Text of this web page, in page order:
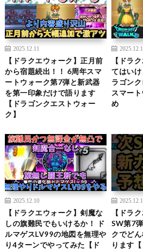
2025.12.11
【ドラクエウォーク】正月前
から宿題続出！！ 6周年スマ
ートウォーク第7弾と新武器
を第一印象だけで語ります
【ドラゴンクエストウォー
ク】
【ドラ
てはい
ラゴンク
スマー
め
2025.12.10
【ドラクエウォーク】剣魔な
しの旗難民でもいけるか！ ド
ルマゲスLV99の地図を無理や
り4ターンでやってみた【ド
【ドラ
SW第7
クでど
ります